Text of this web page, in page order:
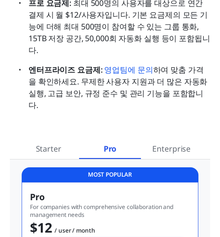
프로 요금제: 최대 500명의 사용자를 대상으로 연간
결제 시 월 $12/사용자입니다. 기본 요금제의 모든 기
능에 더해 최대 500명이 참여할 수 있는 그룹 통화,
15TB 저장 공간, 50,000회 자동화 실행 등이 포함됩니
다.
엔터프라이즈 요금제: 영업팀에 문의하여 맞춤 가격
을 확인하세요. 무제한 사용자 지원과 더 많은 자동화
실행, 고급 보안, 규정 준수 및 관리 기능을 포함합니
다.
Starter Pro Enterprise
MOST POPULAR
Pro
For companies with comprehensive collaboration and
management needs
$12
  / user / month